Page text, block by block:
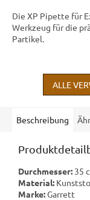
Die XP Pipette für
Werkzeug für die
Partikel.
ALLE
Beschreibung
Durchmesser: 35
Material:
Marke:Garrett